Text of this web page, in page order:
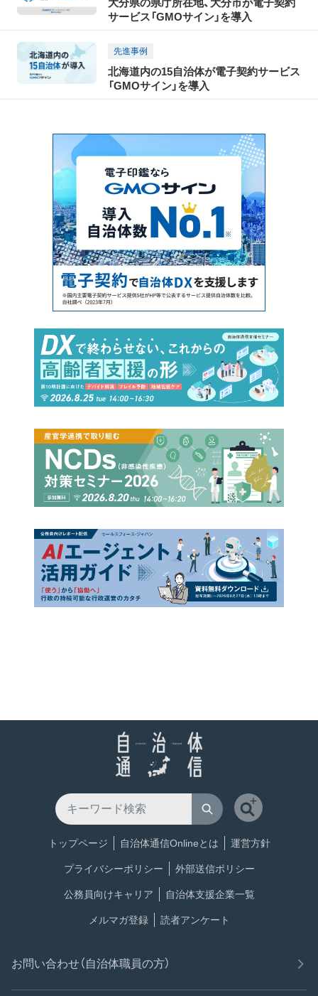
大分県の県庁所在地、大分市が電子契約
サービス「GMOサイン」を導入
先進事例
北海道内の15自治体が電子契約サービス
「GMOサイン」を導入
トップページ 自治体通信Onlineとは 運営方針
プライバシーポリシー 外部送信ポリシー
公務員向けキャリア 自治体支援企業一覧
メルマガ登録 読者アンケート
お問い合わせ（自治体職員の方）